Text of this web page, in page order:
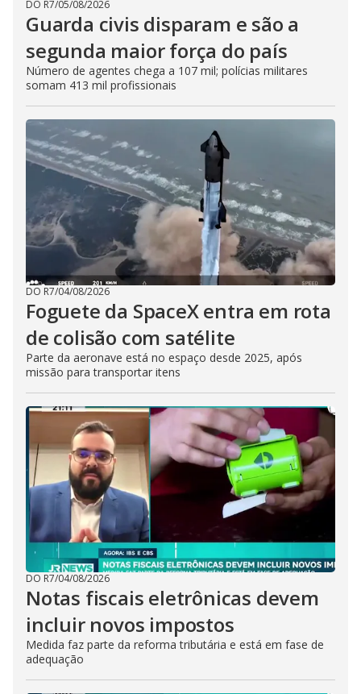
DO R7/05/08/2026
Guarda civis disparam e são a
segunda maior força do país
Número de agentes chega a 107 mil; polícias militares
somam 413 mil profissionais
DO R7/04/08/2026
Foguete da SpaceX entra em rota
de colisão com satélite
Parte da aeronave está no espaço desde 2025, após
missão para transportar itens
DO R7/04/08/2026
Notas fiscais eletrônicas devem
incluir novos impostos
Medida faz parte da reforma tributária e está em fase de
adequação